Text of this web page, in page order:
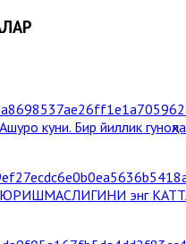
куни. Бир йиллик
энг